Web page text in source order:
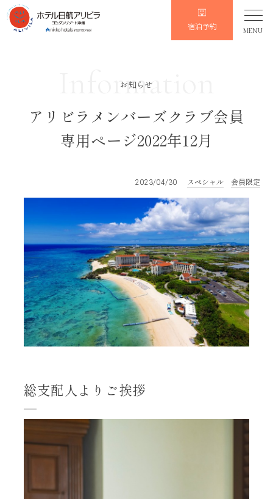
宿泊予約 MENU
Information
お知らせ
アリビラメンバーズクラブ会員
専用ページ2022年12月
2023/04/30 スペシャル 会員限定
総支配人よりご挨拶